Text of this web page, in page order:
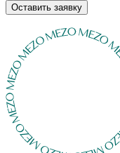
Оставить заявку